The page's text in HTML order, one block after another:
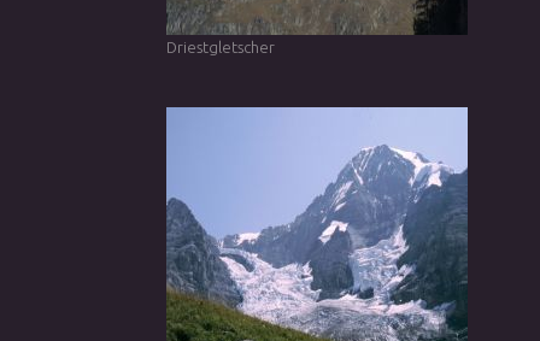
Driestgletscher